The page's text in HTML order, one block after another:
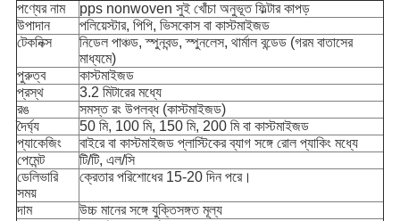
পণ্যের নাম
pps nonwoven সুই খোঁচা অনুভূত ফিল্টার কাপড়
উপাদান
পলিয়েস্টার, পিপি, ভিসকোস বা কাস্টমাইজড
টেকনিক্স
নিডেল পাঞ্চড, স্পুনবন্ড, স্পুনলেস, থার্মাল বন্ডেড (গরম বাতাসের
মাধ্যমে)
পুরুত্ব
কাস্টমাইজড
প্রস্থ
3.2 মিটারের মধ্যে
রঙ
সমস্ত রং উপলব্ধ (কাস্টমাইজড)
দৈর্ঘ্য
50 মি, 100 মি, 150 মি, 200 মি বা কাস্টমাইজড
প্যাকেজিং
বাইরে বা কাস্টমাইজড প্লাস্টিকের ব্যাগ সঙ্গে রোল প্যাকিং মধ্যে
পেমেন্ট
টি/টি, এল/সি
ডেলিভারি
সময়
ক্রেতার পরিশোধের 15-20 দিন পরে।
দাম
উচ্চ মানের সঙ্গে যুক্তিসঙ্গত মূল্য